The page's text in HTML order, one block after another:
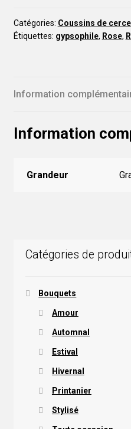
cercueil
avec
Catégories: Coussins de
Étiquettes: gypsophile, Rose,
Information
Information
Grandeur
Catégories de
Bouquets
Amour
Automnal
Estival
Hivernal
Printanier
Stylisé